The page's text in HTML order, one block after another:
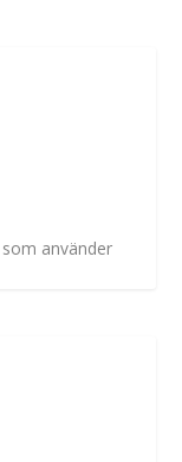
använder